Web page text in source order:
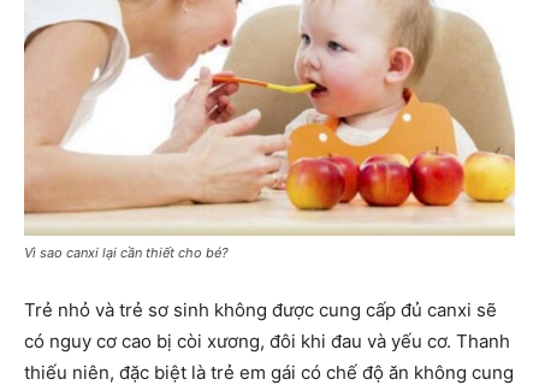
Vì sao canxi lại cần thiết cho bé?
Trẻ nhỏ và trẻ sơ sinh không được cung cấp đủ canxi sẽ
có nguy cơ cao bị còi xương, đôi khi đau và yếu cơ. Thanh
thiếu niên, đặc biệt là trẻ em gái có chế độ ăn không cung